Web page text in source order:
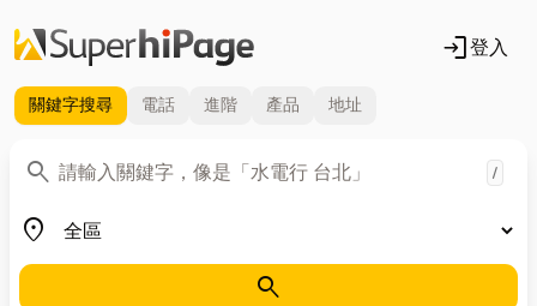
login登入
關鍵字搜尋 電話 進階 產品 地址
search
關鍵字 /
place
地區
search